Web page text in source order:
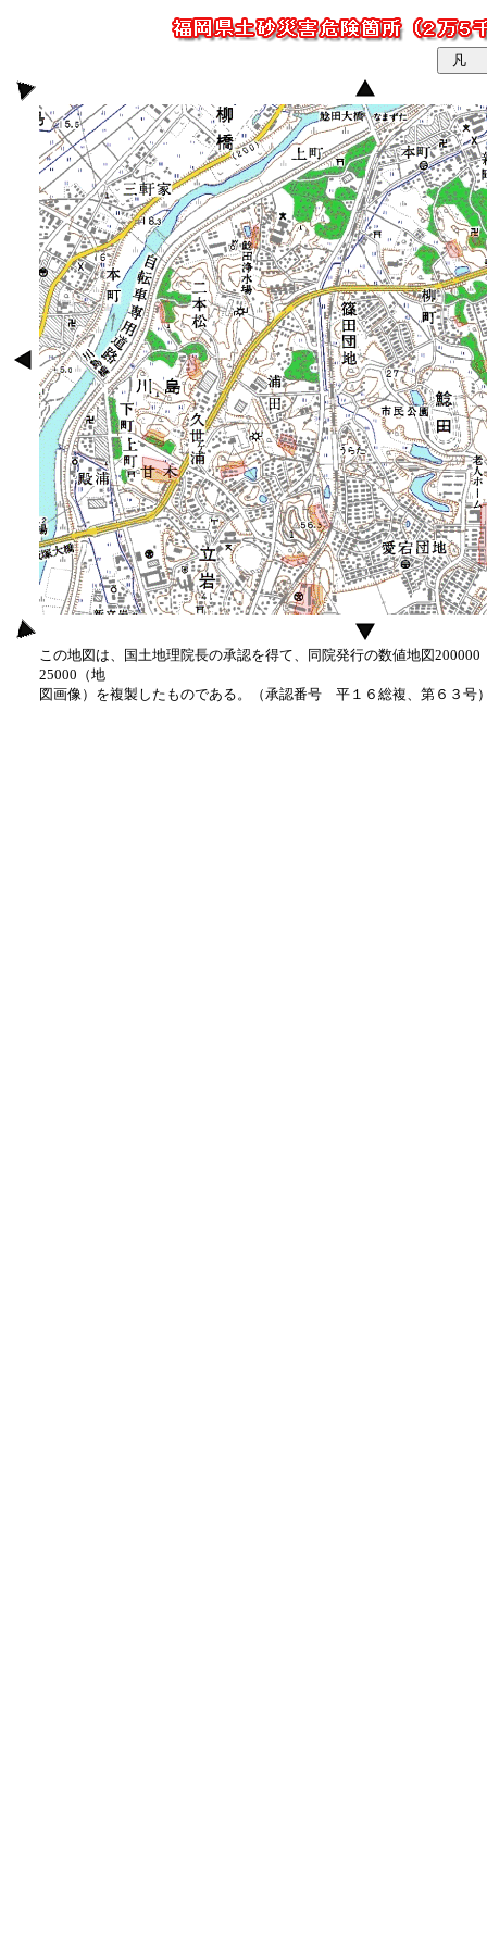
この地図は、国土地理院長の承認を得て、同院発行の数値地図
25000（地
図画像）を複製したものである。（承認番号 平１６総複、第６３号